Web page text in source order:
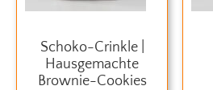
Schoko-Crinkle |
Hausgemachte
Brownie-Cookies